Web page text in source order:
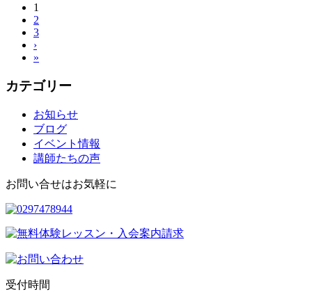
1
2
3
›
»
カテゴリー
お知らせ
ブログ
イベント情報
講師たちの声
お問い合せはお気軽に
受付時間